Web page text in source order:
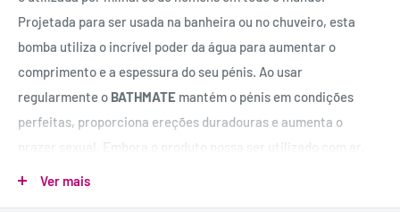
Projetada para ser usada na banheira ou no chuveiro, esta
bomba utiliza o incrível poder da água para aumentar o
comprimento e a espessura do seu pénis. Ao usar
regularmente o BATHMATE mantém o pénis em condições
perfeitas, proporciona ereções duradouras e aumenta o
prazer sexual. Embora o produto possa ser utilizado com ar,
Ver mais